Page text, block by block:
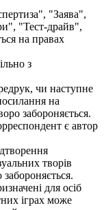
"Заява",
"Тест-драйв",
на правах
з
чи наступне
на
забороняється.
є автор
творів
для осіб
іграх може